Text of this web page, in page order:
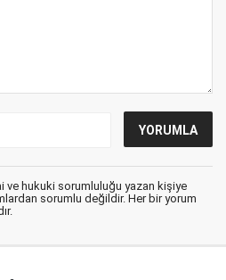
ve hukuki sorumluluğu yazan kişiye
sorumlu değildir. Her bir yorum